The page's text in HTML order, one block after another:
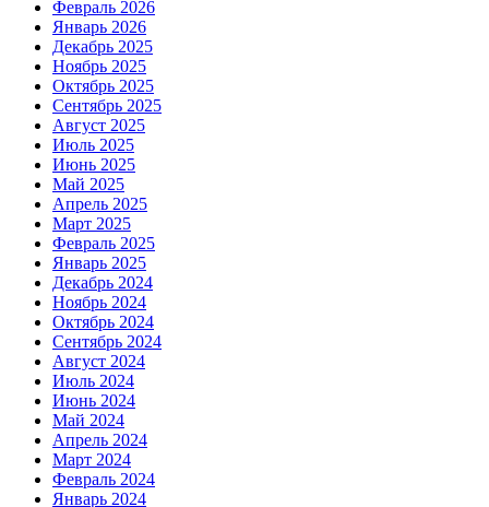
Февраль 2026
Январь 2026
Декабрь 2025
Ноябрь 2025
Октябрь 2025
Сентябрь 2025
Август 2025
Июль 2025
Июнь 2025
Май 2025
Апрель 2025
Март 2025
Февраль 2025
Январь 2025
Декабрь 2024
Ноябрь 2024
Октябрь 2024
Сентябрь 2024
Август 2024
Июль 2024
Июнь 2024
Май 2024
Апрель 2024
Март 2024
Февраль 2024
Январь 2024